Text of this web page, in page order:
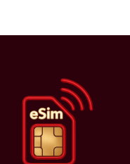
9.57 EUR
Global (120+